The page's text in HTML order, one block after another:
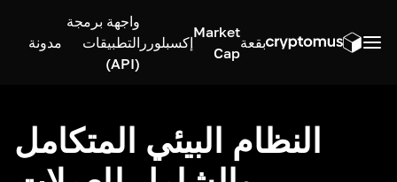
بقعة
Market
Cap
إكسبلورر
واجهة برمجة
التطبيقات
(API)
مدونة
النظام البيئي المتكامل